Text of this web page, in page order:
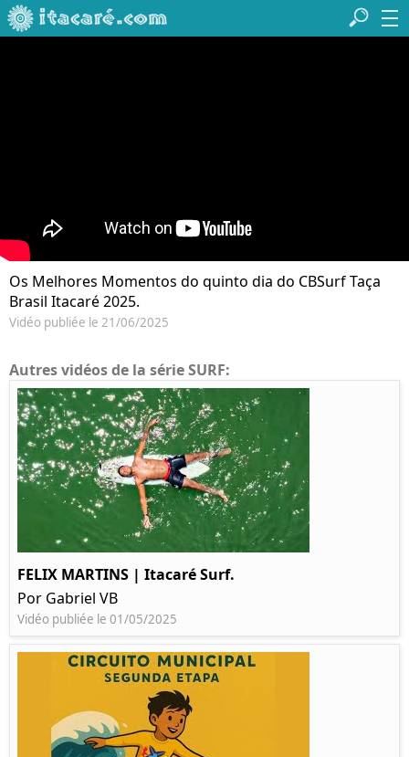
Os Melhores Momentos do quinto dia do CBSurf Taça
Brasil Itacaré 2025.
Vidéo publiée le 21/06/2025
Autres vidéos de la série SURF:
FELIX MARTINS | Itacaré Surf.
Por Gabriel VB
Vidéo publiée le 01/05/2025